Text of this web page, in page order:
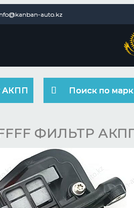
auto.kz
АКПП Поиск по
ФИЛЬТР